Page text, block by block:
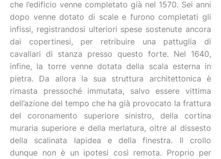
che l’edificio venne completato già nel 1570. Sei anni
dopo venne dotato di scale e furono completati gli
infissi, registrandosi ulteriori spese sostenute ancora
dai copertinesi, per retribuire una pattuglia di
cavallari di stanza presso questo forte. Nel 1640,
infine, la torre venne dotata della scala esterna in
pietra. Da allora la sua struttura architettonica è
rimasta pressoché immutata, salvo essere vittima
dell’azione del tempo che ha già provocato la frattura
del coronamento superiore sinistro, della cortina
muraria superiore e della merlatura, oltre al dissesto
della scalinata lapidea e della finestra. Il crollo
dunque non è un ipotesi così remota. Proprio per